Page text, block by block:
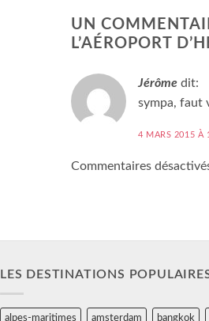
UN
L’AÉROPORT
Jérôme dit:
sympa, faut
4 MARS 2015 À
Commentaires
LES DESTINATIONS
alpes-maritimes amsterdam bangkok